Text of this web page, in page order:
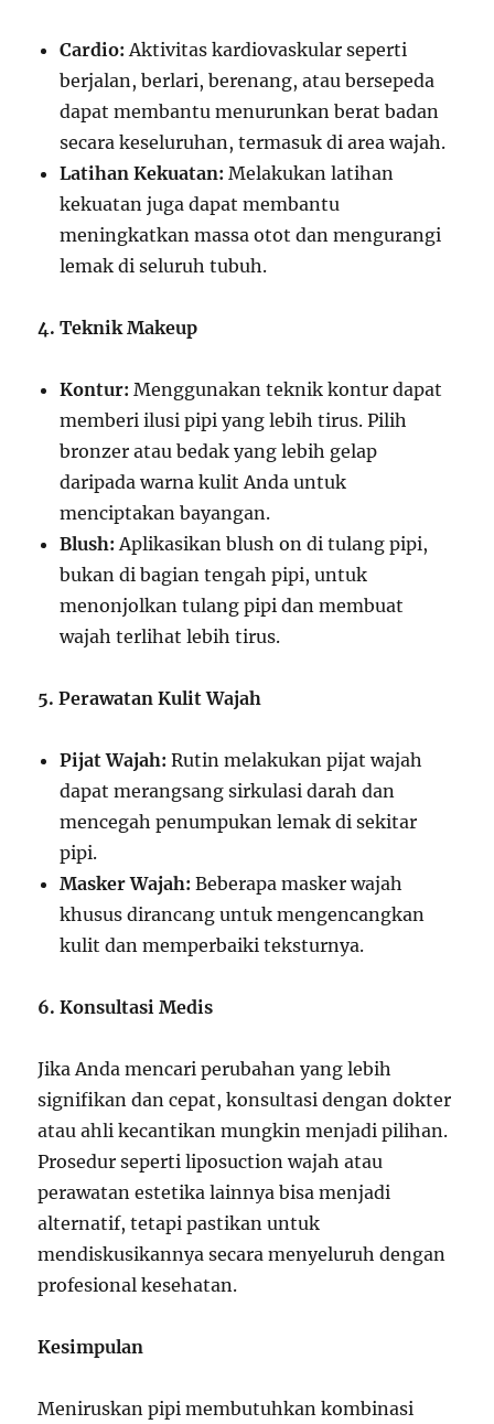
Cardio: Aktivitas kardiovaskular seperti
berjalan, berlari, berenang, atau bersepeda
dapat membantu menurunkan berat badan
secara keseluruhan, termasuk di area wajah.
Latihan Kekuatan: Melakukan latihan
kekuatan juga dapat membantu
meningkatkan massa otot dan mengurangi
lemak di seluruh tubuh.
4. Teknik Makeup
Kontur: Menggunakan teknik kontur dapat
memberi ilusi pipi yang lebih tirus. Pilih
bronzer atau bedak yang lebih gelap
daripada warna kulit Anda untuk
menciptakan bayangan.
Blush: Aplikasikan blush on di tulang pipi,
bukan di bagian tengah pipi, untuk
menonjolkan tulang pipi dan membuat
wajah terlihat lebih tirus.
5. Perawatan Kulit Wajah
Pijat Wajah: Rutin melakukan pijat wajah
dapat merangsang sirkulasi darah dan
mencegah penumpukan lemak di sekitar
pipi.
Masker Wajah: Beberapa masker wajah
khusus dirancang untuk mengencangkan
kulit dan memperbaiki teksturnya.
6. Konsultasi Medis
Jika Anda mencari perubahan yang lebih
signifikan dan cepat, konsultasi dengan dokter
atau ahli kecantikan mungkin menjadi pilihan.
Prosedur seperti liposuction wajah atau
perawatan estetika lainnya bisa menjadi
alternatif, tetapi pastikan untuk
mendiskusikannya secara menyeluruh dengan
profesional kesehatan.
Kesimpulan
Meniruskan pipi membutuhkan kombinasi